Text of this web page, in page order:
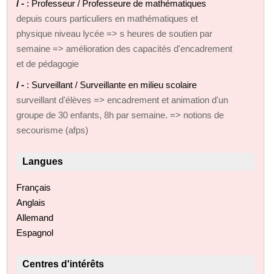
/ - : Professeur / Professeure de mathématiques
depuis cours particuliers en mathématiques et
physique niveau lycée => s heures de soutien par
semaine => amélioration des capacités d'encadrement
et de pédagogie
/ - : Surveillant / Surveillante en milieu scolaire
surveillant d'élèves => encadrement et animation d'un
groupe de 30 enfants, 8h par semaine. => notions de
secourisme (afps)
Langues
Français
Anglais
Allemand
Espagnol
Centres d'intérêts